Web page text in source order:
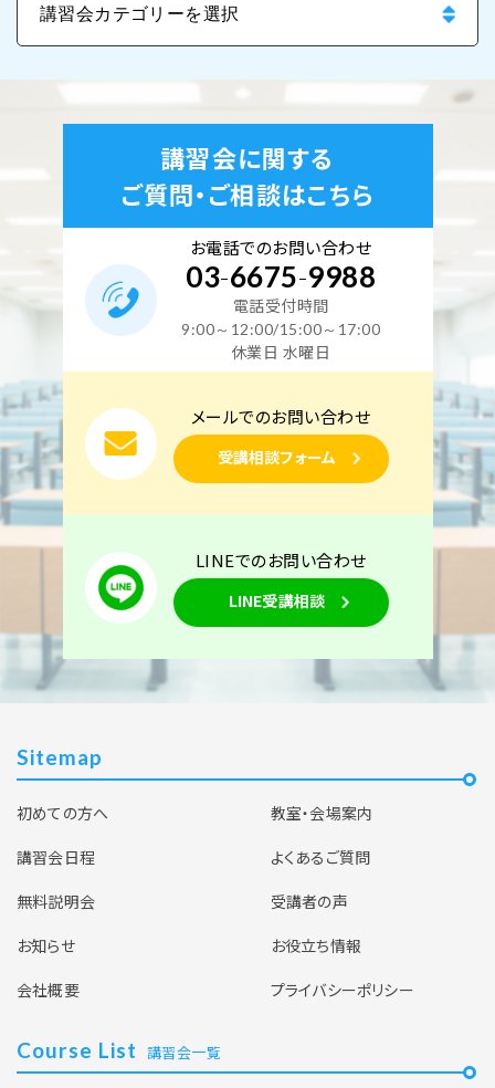
講習会に関する
ご質問・ご相談はこちら
お電話でのお問い合わせ
03-6675-9988
電話受付時間
9:00～12:00/15:00～17:00
休業日 水曜日
メールでのお問い合わせ
受講相談フォーム
LINEでのお問い合わせ
LINE受講相談
Sitemap
初めての方へ
教室・会場案内
講習会日程
よくあるご質問
無料説明会
受講者の声
お知らせ
お役立ち情報
会社概要
プライバシーポリシー
Course List 講習会一覧